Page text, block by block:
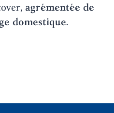
agrémentée de
domestique.